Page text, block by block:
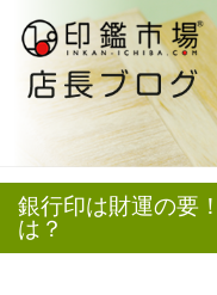
銀行印は財運の要
は？